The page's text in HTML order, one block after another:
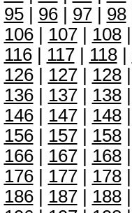
95| 96| 97| 98|
106| 107| 108|
116| 117| 118|
126| 127| 128|
136| 137| 138|
146| 147| 148|
156| 157| 158|
166| 167| 168|
176| 177| 178|
186| 187| 188|